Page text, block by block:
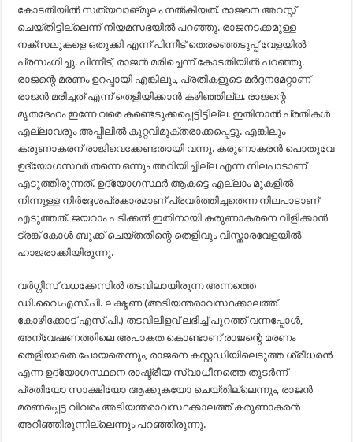
കോടതിയിൽ സത്യവാങ്മൂലം നൽകിയത്. രാജനെ അറസ്റ്റ്
ചെയ്തിട്ടില്ലെന്ന് നിയമസഭയിൽ പറഞ്ഞു. രാജനടക്കമുള്ള
നക്‌സലുകളെ ഒതുക്കി എന്ന് പിന്നീട് തെരഞ്ഞെടുപ്പ് വേളയിൽ
പ്രസംഗിച്ചു. പിന്നീട്, രാജൻ മരിച്ചെന്ന് കോടതിയിൽ പറഞ്ഞു.
രാജന്റെ മരണം ഉറപ്പായി എങ്കിലും, പ്രതികളുടെ മർദ്ദനമേറ്റാണ്‌
രാജൻ മരിച്ചത്‌ എന്ന് തെളിയിക്കാൻ കഴിഞ്ഞില്ല. രാജന്റെ
മൃതദേഹം ഇന്നേ വരെ കണ്ടെടുക്കപ്പെട്ടിട്ടില്ല. ഇതിനാൽ പ്രതികൾ
എല്ലാവരും അപ്പീലിൽ കുറ്റവിമുക്തരാക്കപ്പെട്ടു. എങ്കിലും
കരുണാകരന് രാജിവെക്കേണ്ടതായി വന്നു. കരുണാകരൻ പൊതുവേ
ഉദ്യോഗസ്ഥർ തന്നെ ഒന്നും അറിയിച്ചില്ല എന്ന നിലപാടാണ്
എടുത്തിരുന്നത്. ഉദ്യോഗസ്ഥർ ആകട്ടെ എല്ലാം മുകളിൽ
നിന്നുള്ള നിർദ്ദേശപ്രകാരമാണ് പ്രവർത്തിച്ചതെന്ന നിലപാടാണ്
എടുത്തത്. ജയറാം പടിക്കൽ ഇതിനായി കരുണാകരനെ വിളിക്കാൻ
ട്രങ്ക് കോൾ ബുക്ക് ചെയ്തതിന്റെ തെളിവും വിസ്താരവേളയിൽ
ഹാജരാക്കിയിരുന്നു.
വർഗ്ഗീസ് വധക്കേസിൽ തടവിലായിരുന്ന അന്നത്തെ
ഡി.വൈ.എസ്.പി. ലക്ഷ്മണ (അടിയന്തരാവസ്ഥക്കാലത്ത്
കോഴിക്കോട് എസ്.പി.) തടവിലിളവ് ലഭിച്ച് പുറത്ത് വന്നപ്പോൾ,
അന്വേഷണത്തിലെ അപാകത കൊണ്ടാണ് രാജന്റെ മരണം
തെളിയാതെ പോയതെന്നും, രാജനെ കസ്റ്റഡിയിലെടുത്ത ശ്രീധരൻ
എന്ന ഉദ്യോഗസ്ഥനെ രാഷ്ട്രീയ സ്വാധീനത്തെ തുടർന്ന്
പ്രതിയോ സാക്ഷിയോ ആക്കുകയോ ചെയ്തില്ലെന്നും, രാജൻ
മരണപ്പെട്ട വിവരം അടിയന്തരാവസ്ഥക്കാലത്ത് കരുണാകരൻ
അറിഞ്ഞിരുന്നില്ലെന്നും പറഞ്ഞിരുന്നു.